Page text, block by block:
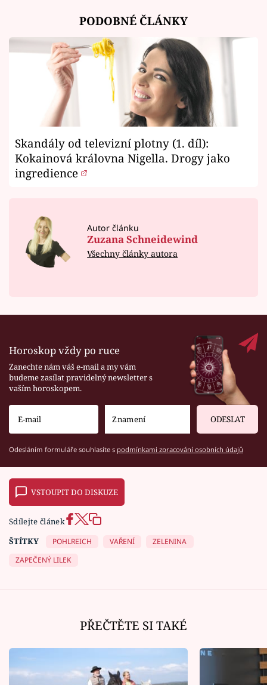
PODOBNÉ ČLÁNKY
Skandály od televizní plotny (1. díl):
Kokainová královna Nigella. Drogy jako
ingredience
Autor článku
Zuzana Schneidewind
Všechny články autora
Horoskop vždy po ruce
Zanechte nám váš e-mail a my vám
budeme zasílat pravidelný newsletter s
vaším horoskopem.
ODESLAT
Odesláním formuláře souhlasíte s podmínkami zpracování osobních údajů
VSTOUPIT DO DISKUZE
Sdílejte článek
ŠTÍTKY
POHLREICH VAŘENÍ
ZELENINA
ZAPEČENÝ LILEK
PŘEČTĚTE SI TAKÉ